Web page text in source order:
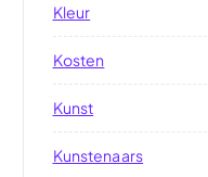
Kleur
Kosten
Kunst
Kunstenaars